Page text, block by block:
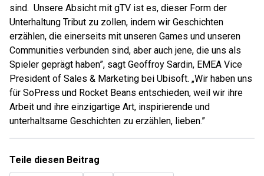
sind. Unsere Absicht mit gTV ist es, dieser Form der
Unterhaltung Tribut zu zollen, indem wir Geschichten
erzählen, die einerseits mit unseren Games und unseren
Communities verbunden sind, aber auch jene, die uns als
Spieler geprägt haben”, sagt Geoffroy Sardin, EMEA Vice
President of Sales & Marketing bei Ubisoft. „Wir haben uns
für SoPress und Rocket Beans entschieden, weil wir ihre
Arbeit und ihre einzigartige Art, inspirierende und
unterhaltsame Geschichten zu erzählen, lieben.”
Teile diesen Beitrag